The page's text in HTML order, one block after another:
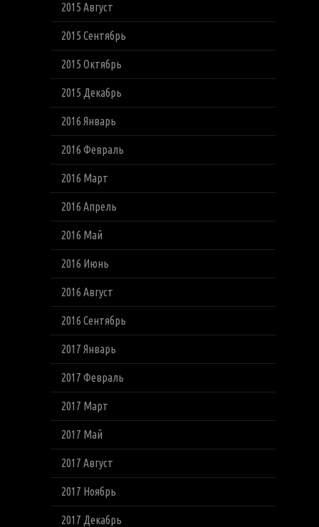
2015 Август
2015 Сентябрь
2015 Октябрь
2015 Декабрь
2016 Январь
2016 Февраль
2016 Март
2016 Апрель
2016 Май
2016 Июнь
2016 Август
2016 Сентябрь
2017 Январь
2017 Февраль
2017 Март
2017 Май
2017 Август
2017 Ноябрь
2017 Декабрь